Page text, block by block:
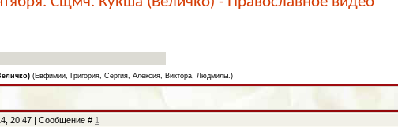
(Евфимии, Григория, Сергия, Алексия, Виктора, Людмилы.)
20:47 | Сообщение # 1